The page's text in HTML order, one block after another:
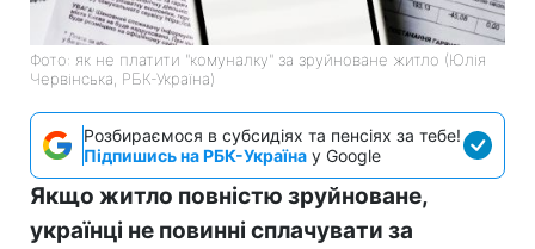
Фото: як не платити "комуналку" за зруйноване житло (Юлія
Червінська, РБК-Україна)
Розбираємося в субсидіях та пенсіях за тебе!
Підпишись на РБК-Україна у Google
Якщо житло повністю зруйноване,
українці не повинні сплачувати за